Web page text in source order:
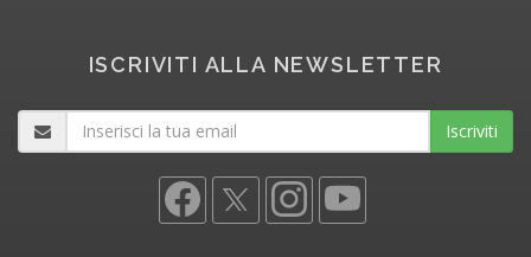
ISCRIVITI ALLA NEWSLETTER
Iscriviti